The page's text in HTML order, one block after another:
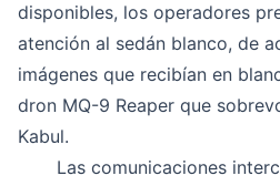
disponibles, los operadores
atención al sedán blanco, de
imágenes que recibían en
dron MQ-9 Reaper que
Kabul.
Las comunicaciones